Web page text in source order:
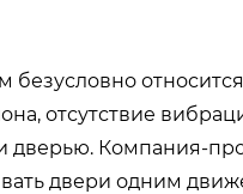
отсутствие
Компания-
двери одним